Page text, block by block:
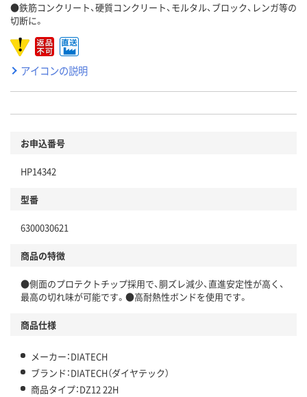
●鉄筋コンクリート、硬質コンクリート、モルタル、ブロック、レンガ等の
切断に。
アイコンの説明
お申込番号
HP14342
型番
6300030621
商品の特徴
●側面のプロテクトチップ採用で、胴ズレ減少、直進安定性が高く、
最高の切れ味が可能です。●高耐熱性ボンドを使用です。
商品仕様
メーカー：DIATECH
ブランド：DIATECH（ダイヤテック）
商品タイプ：DZ12 22H